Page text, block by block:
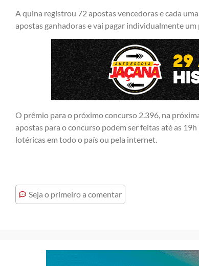
A quina registrou 72 apostas vencedoras e cada
apostas ganhadoras e vai pagar individualmente um
O prêmio para o próximo concurso 2.396, na
apostas para o concurso podem ser feitas até as
lotéricas em todo o país ou pela internet.
Seja o primeiro a comentar